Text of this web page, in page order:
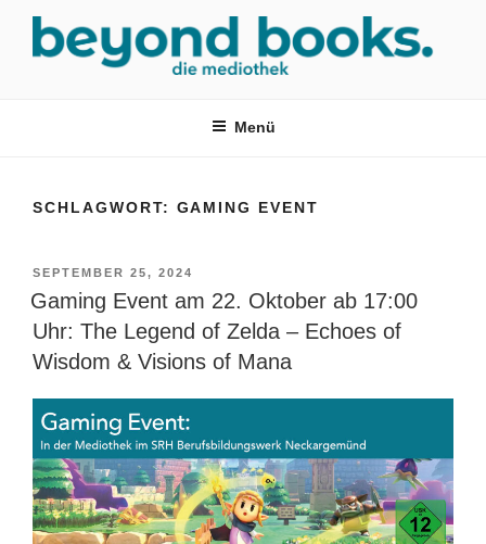
springen
Menü
SCHLAGWORT: GAMING EVENT
VERÖFFENTLICHT
AM
SEPTEMBER 25, 2024
Gaming Event am 22. Oktober ab 17:00
Uhr: The Legend of Zelda – Echoes of
Wisdom & Visions of Mana